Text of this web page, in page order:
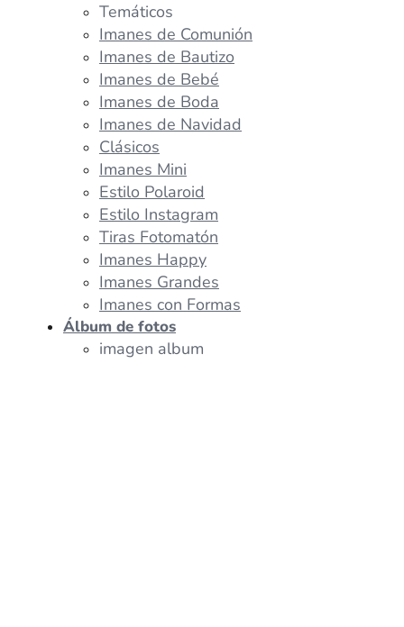
Temáticos
Imanes de Comunión
Imanes de Bautizo
Imanes de Bebé
Imanes de Boda
Imanes de Navidad
Clásicos
Imanes Mini
Estilo Polaroid
Estilo Instagram
Tiras Fotomatón
Imanes Happy
Imanes Grandes
Imanes con Formas
Álbum de fotos
imagen album